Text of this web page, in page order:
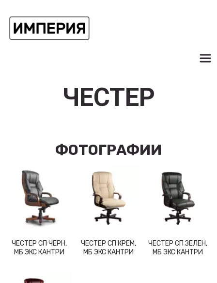
ЧЕСТЕР
ФОТОГРАФИИ
ЧЕСТЕР СП ЧЕРН,
МБ ЭКС КАНТРИ
ЧЕСТЕР СП КРЕМ,
МБ ЭКС КАНТРИ
ЧЕСТЕР СП ЗЕЛЕН,
МБ ЭКС КАНТРИ